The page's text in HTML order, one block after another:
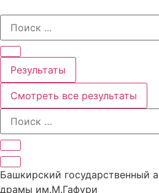
содержимому
Search
Результаты
Смотреть все результаты
Башкирский государственный
драмы им.М.Гафури